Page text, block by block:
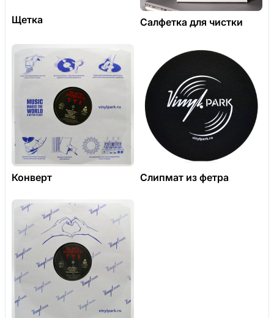
Щетка Салфетка для чистки
Конверт Слипмат из фетра